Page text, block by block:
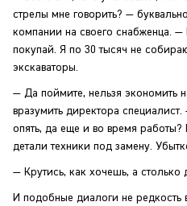
стрелы мне говорить? —
компании на своего снабженца.
покупай. Я по 30 тысяч не
экскаваторы.
— Да поймите, нельзя экономить
вразумить директора
опять, да еще и во время работы?
детали техники под замену.
— Крутись, как хочешь, а столько
И подобные диалоги не редкость